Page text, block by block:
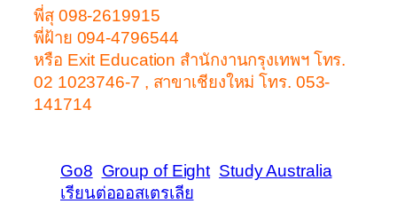
พี่สุ 098-2619915
พี่ฝ้าย 094-4796544
หรือ Exit Education สำนักงานกรุงเทพฯ โทร.
02 1023746-7 , สาขาเชียงใหม่ โทร. 053-
141714
Go8 Group of Eight Study Australia
เรียนต่อออสเตรเลีย